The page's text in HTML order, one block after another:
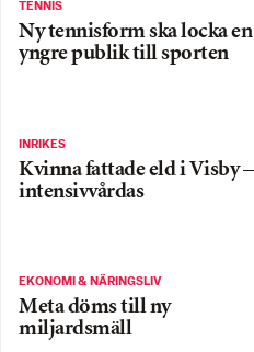
TENNIS
Ny tennisform ska locka en
yngre publik till sporten
INRIKES
Kvinna fattade eld i Visby –
intensivvårdas
EKONOMI & NÄRINGSLIV
Meta döms till ny
miljardsmäll